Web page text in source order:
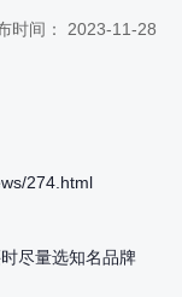
时间： 2023-11-28
274.html
尽量选知名品牌